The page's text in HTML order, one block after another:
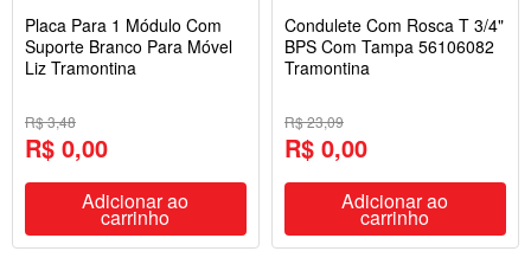
Placa Para 1 Módulo Com
Suporte Branco Para Móvel
Liz Tramontina
R$ 3,48
R$ 0,00
Adicionar ao
carrinho
Condulete Com Rosca T 3/4"
BPS Com Tampa 56106082
Tramontina
R$ 23,09
R$ 0,00
Adicionar ao
carrinho